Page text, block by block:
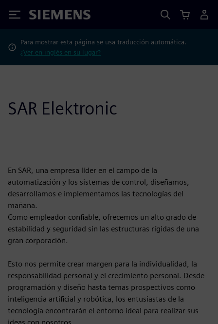
Siemens
Para mostrar esta página se usa traducción automática.
¿Ver en inglés en su lugar?
SAR Elektronic
En SAR, una empresa líder en el campo de la
automatización y los sistemas de control, diseñamos,
desarrollamos e implementamos las tecnologías del
mañana.
Como empleador confiable, ofrecemos un alto grado de
estabilidad y seguridad sin las estructuras rígidas de una
gran corporación.
Esto nos permite crear margen para la individualidad, la
responsabilidad personal y el crecimiento personal. Desde
programación y diseño hasta temas prospectivos como
inteligencia artificial y robótica, los entusiastas de la
tecnología encontrarán el entorno ideal para realizar sus